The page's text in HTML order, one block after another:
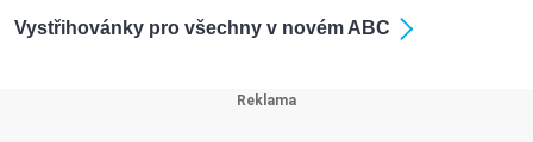
Vystřihovánky pro všechny v novém ABC